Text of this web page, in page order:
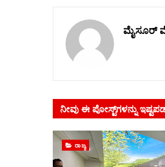
ಮೈಸೂರ್
ನೀವು ಈ ಪೋಸ್ಟ್‌ಗಳನ್ನು
ರಾಜ್ಯ